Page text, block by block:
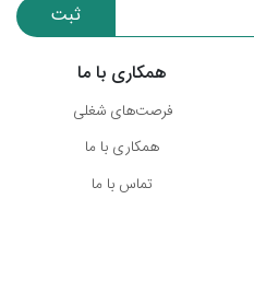
ثبت
همکاری با ما
فرصت‌های شغلی
همکاری با ما
تماس با ما